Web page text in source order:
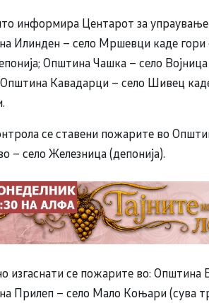
информира Центарот за
Илинден – село Мршевци каде гори
Општина Чашка – село
Кавадарци – село Шивец
се ставени пожарите во
– село Железница (депонија).
изгаснати се пожарите во: Општина
Прилеп – село Мало Коњари (сува